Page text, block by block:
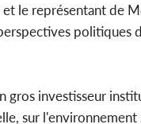
et le représentant de
politiques
gros investisseur
sur